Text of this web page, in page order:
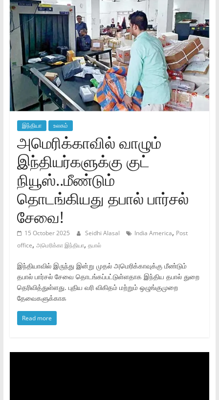
இந்தியா உலகம்
அமெரிக்காவில் வாழும்
இந்தியர்களுக்கு குட்
நியூஸ்..மீண்டும்
தொடங்கியது தபால் பார்சல்
சேவை!
15 October 2025 Seidhi Alasal India America, Post
office, அமெரிக்கா இந்தியா, தபால்
இந்தியாவில் இருந்து இன்று முதல் அமெரிக்காவுக்கு மீண்டும்
தபால் பார்சல் சேவை தொடங்கப்பட்டுள்ளதாக இந்திய தபால் துறை
தெரிவித்துள்ளது. புதிய வரி விகிதம் மற்றும் ஒழுங்குமுறை
தேவைகளுக்காக
Read more